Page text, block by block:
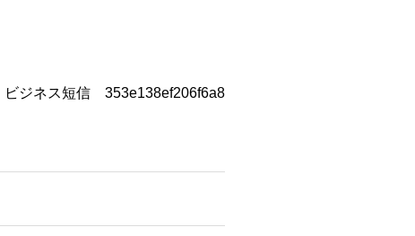
ビジネス短信 353e138ef206f6a8